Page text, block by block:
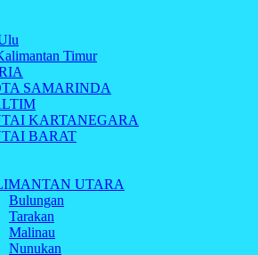
Timur
SAMARINDA
KARTANEGARA
BARAT
UTARA
Bulungan
Tarakan
Malinau
Nunukan